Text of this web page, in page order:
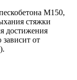
М150,
стяжки
достижения
от